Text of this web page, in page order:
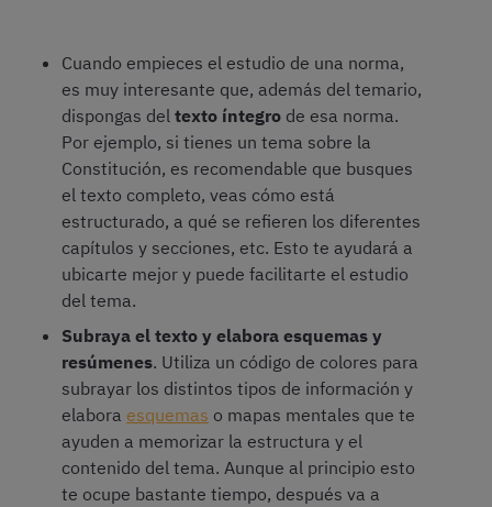
Cuando empieces el estudio de una norma,
es muy interesante que, además del temario,
dispongas del texto íntegro de esa norma.
Por ejemplo, si tienes un tema sobre la
Constitución, es recomendable que busques
el texto completo, veas cómo está
estructurado, a qué se refieren los diferentes
capítulos y secciones, etc. Esto te ayudará a
ubicarte mejor y puede facilitarte el estudio
del tema.
Subraya el texto y elabora esquemas y
resúmenes. Utiliza un código de colores para
subrayar los distintos tipos de información y
elabora esquemas o mapas mentales que te
ayuden a memorizar la estructura y el
contenido del tema. Aunque al principio esto
te ocupe bastante tiempo, después va a